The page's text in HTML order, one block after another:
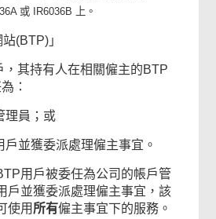
或 IR6036B 上。
(BTP)」
持有人在相關僱主的BTP
：
理員；或
並獲委派處理僱主事宜。
用戶被委任為公司的帳戶管
戶並獲委派處理僱主事宜，該
使用 所有僱主事宜下的服務。